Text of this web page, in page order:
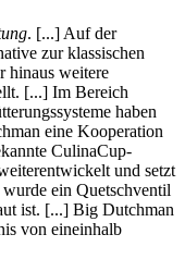
. [...] Auf der
zur klassischen
hinaus weitere
[...] Im Bereich
haben
eine Kooperation
CulinaCup-
und setzt
ein Quetschventil
ist. [...] Big Dutchman
von eineinhalb